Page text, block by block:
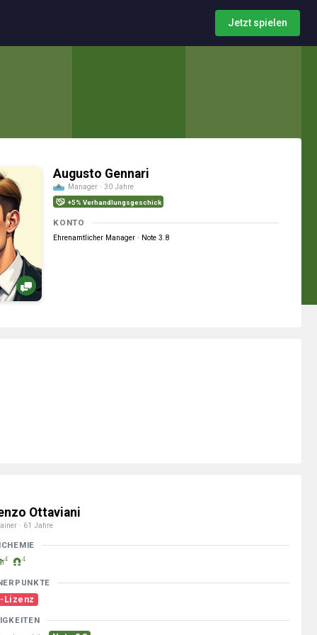
Jetzt spielen
Augusto Gennari
Manager · 30 Jahre
+5% Verhandlungsgeschick
KONTO
Ehrenamtlicher Manager · Note 3.8
Ottaviani
· 61 Jahre
4 4
Lizenz